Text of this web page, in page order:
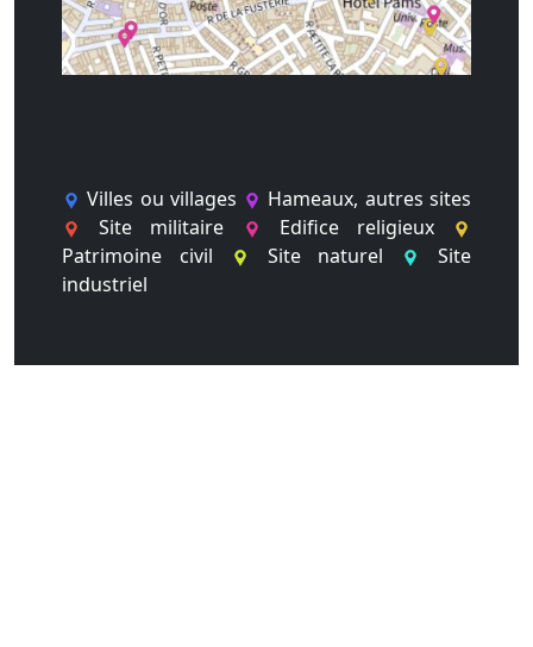
Villes ou villages
Hameaux, autres sites
Site militaire
Edifice religieux
Patrimoine civil
Site naturel
Site
industriel